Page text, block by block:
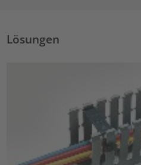
Lösungen